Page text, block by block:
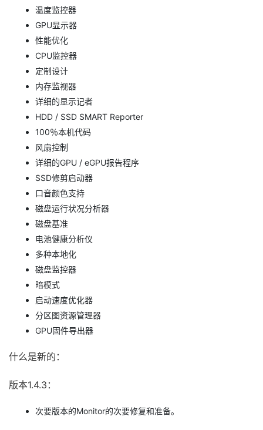
温度监控器
GPU显示器
性能优化
CPU监控器
定制设计
内存监视器
详细的显示记者
HDD / SSD SMART Reporter
100％本机代码
风扇控制
详细的GPU / eGPU报告程序
SSD修剪启动器
口音颜色支持
磁盘运行状况分析器
磁盘基准
电池健康分析仪
多种本地化
磁盘监控器
暗模式
启动速度优化器
分区图资源管理器
GPU固件导出器
什么是新的：
版本1.4.3：
次要版本的Monitor的次要修复和准备。